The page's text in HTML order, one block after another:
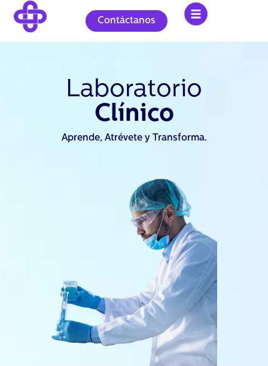
contenido
Contáctanos
Laboratorio
Clínico
Aprende, Atrévete y Transforma.